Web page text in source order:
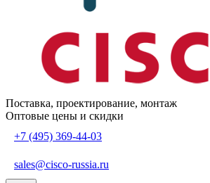
Поставка, проектирование, монтаж
Оптовые цены и скидки
+7 (495) 369-44-03
sales@cisco-russia.ru